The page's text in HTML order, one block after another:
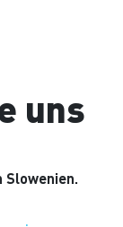
uns
Slowenien.